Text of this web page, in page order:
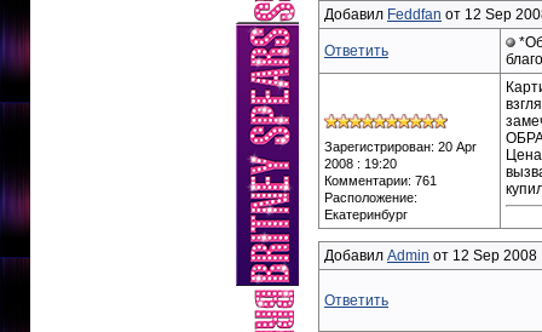
Добавил Feddfan от 12 Sep
Ответить
Зарегистрирован: 20 Apr
2008 : 19:20
Комментарии: 761
Расположение:
Екатеринбург
Добавил Admin от 12 Sep 2008
Ответить